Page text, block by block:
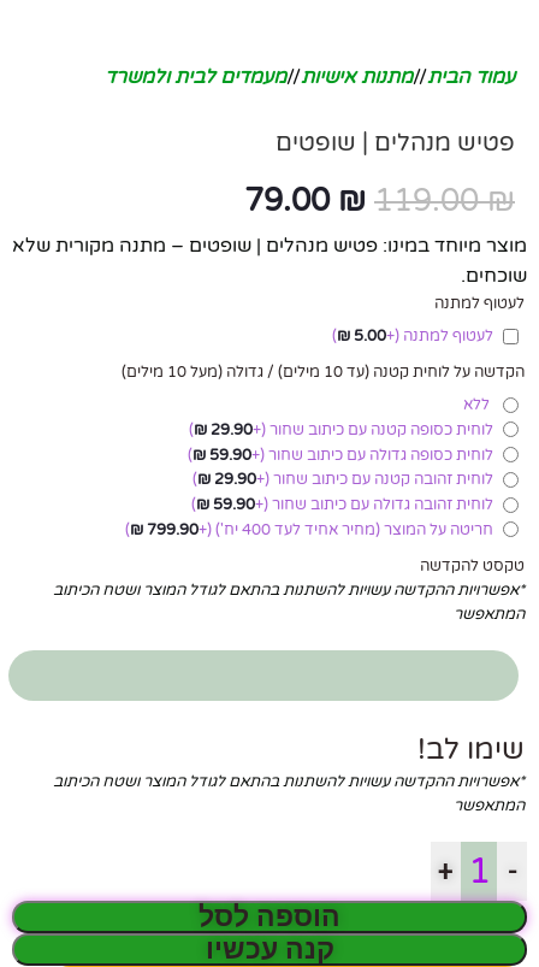
עמוד הבית/ מתנות אישיות/ מעמדים לבית ולמשרד
פטיש מנהלים | שופטים
119.00₪
79.00 ₪
מוצר מיוחד במינו: פטיש מנהלים | שופטים – מתנה מקורית שלא
שוכחים.
לעטוף למתנה
לעטוף למתנה (+
5.00
₪
)
הקדשה על לוחית קטנה (עד 10 מילים) / גדולה (מעל 10 מילים)
ללא
לוחית כסופה קטנה עם כיתוב שחור(+
29.90
₪
)
לוחית כסופה גדולה עם כיתוב שחור(+
59.90
₪
)
לוחית זהובה קטנה עם כיתוב שחור(+
29.90
₪
)
לוחית זהובה גדולה עם כיתוב שחור(+
59.90
₪
)
חריטה על המוצר (מחיר אחיד לעד 400 יח')
(+
799.90
₪
)
טקסט להקדשה
*אפשרויות ההקדשה עשויות להשתנות בהתאם לגודל המוצר ושטח הכיתוב
המתאפשר
שימו לב!
*אפשרויות ההקדשה עשויות להשתנות בהתאם לגודל המוצר ושטח הכיתוב
המתאפשר
-
+
הוספה לסל
קנה עכשיו